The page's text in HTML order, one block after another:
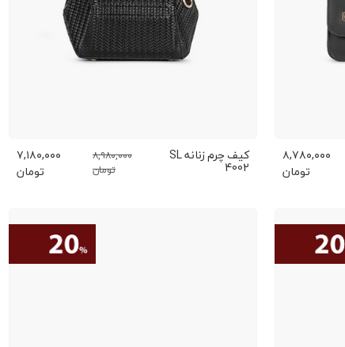
۸,۷۸۰,۰۰۰
تومان
کیف چرم زنانه SL
4002
۸,۹۸۰,۰۰۰
تومان
۷,۱۸۰,۰۰۰
تومان